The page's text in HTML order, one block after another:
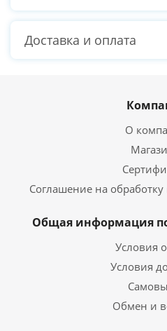
Доставка и оплата
О
Соглашение на
Общая информация
Условия
Условия
Обмен и